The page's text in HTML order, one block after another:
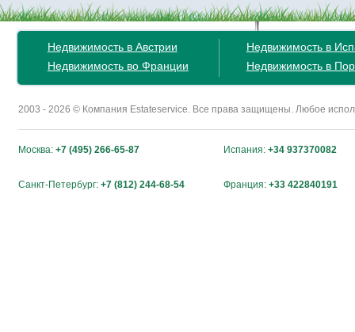
Недвижимость в Австрии
Недвижимость во Франции
Недвижимость в
Недвижимость в
2003 - 2026 © Компания Estateservice. Все права защищены. Любое
Москва: +7 (495) 266-65-87 Испания: +34 937370082
Санкт-Петербург: +7 (812) 244-68-54 Франция: +33 422840191